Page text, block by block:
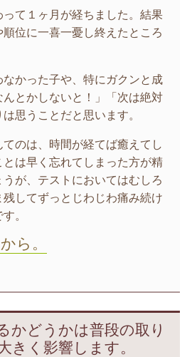
て１ヶ月が経ちました。結果
位に一喜一憂し終えたところ
かった子や、特にガクンと成
とかしないと！」「次は絶対
思うことだと思います。
のは、時間が経てば癒えてし
とは早く忘れてしまった方が精
が、テストにおいてはむしろ
してずっとじわじわ痛み続け
。
ら。
かどうかは普段の取り
きく影響します。